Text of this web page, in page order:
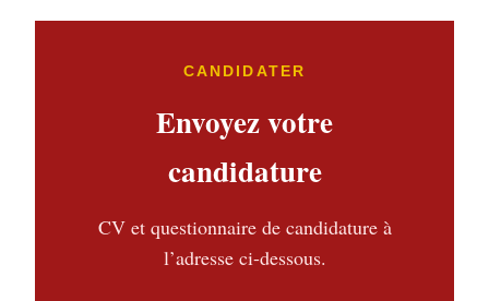
CANDIDATER
Envoyez votre
candidature
CV et questionnaire de candidature à
l’adresse ci-dessous.